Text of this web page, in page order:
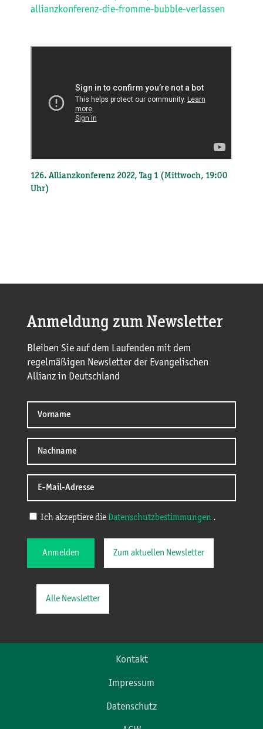
allianzkonferenz-die-fromme-bubble-verlassen
126. Allianzkonferenz 2022, Tag 1 (Mittwoch, 19:00
Uhr)
Anmeldung zum Newsletter
Bleiben Sie auf dem Laufenden mit dem
regelmäßigen Newsletter der Evangelischen
Allianz in Deutschland
Ich akzeptiere die Datenschutzbestimmungen .
Anmelden Zum aktuellen Newsletter
Alle Newsletter
Kontakt
Impressum
Datenschutz